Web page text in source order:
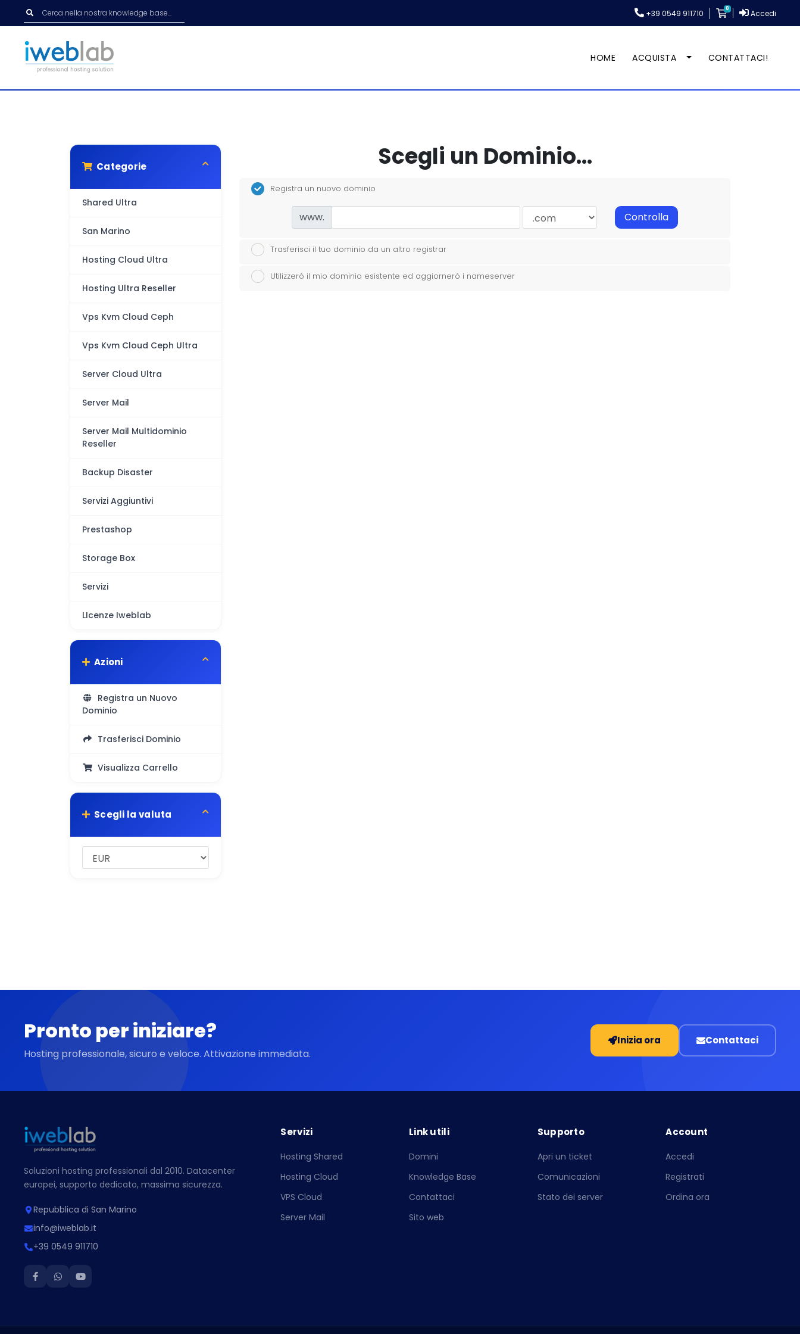
+39 0549 911710 0
Carrello Accedi
HOME ACQUISTA CONTATTACI!
Categorie
Shared Ultra
San Marino
Hosting Cloud Ultra
Hosting Ultra Reseller
Vps Kvm Cloud Ceph
Vps Kvm Cloud Ceph Ultra
Server Cloud Ultra
Server Mail
Server Mail Multidominio
Reseller
Backup Disaster
Servizi Aggiuntivi
Prestashop
Storage Box
Servizi
LIcenze Iweblab
Azioni
Registra un Nuovo
Dominio
Trasferisci Dominio
Visualizza Carrello
Scegli la valuta
Scegli un Dominio...
Registra un nuovo dominio
www. Controlla
Trasferisci il tuo dominio da un altro registrar
Utilizzerò il mio dominio esistente ed aggiornerò i nameserver
Pronto per iniziare?
Hosting professionale, sicuro e veloce. Attivazione immediata.
Inizia ora Contattaci
Soluzioni hosting professionali dal 2010. Datacenter
europei, supporto dedicato, massima sicurezza.
Repubblica di San Marino
info@iweblab.it
+39 0549 911710
Servizi
Hosting Shared
Hosting Cloud
VPS Cloud
Server Mail
Link utili
Domini
Knowledge Base
Contattaci
Sito web
Supporto
Apri un ticket
Comunicazioni
Stato dei server
Account
Accedi
Registrati
Ordina ora